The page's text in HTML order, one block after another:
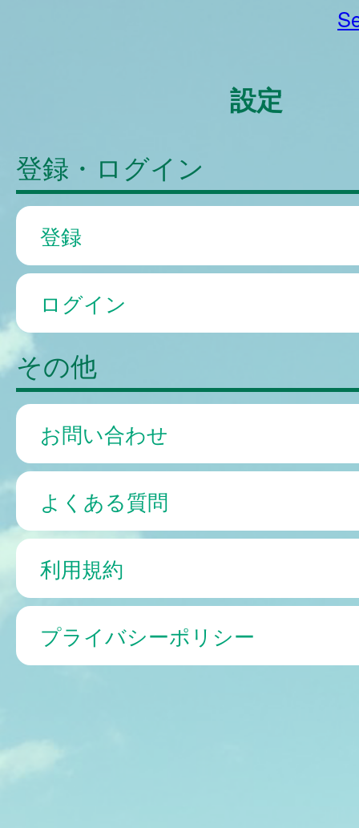
設定
登録・ログイン
登録
ログイン
その他
お問い合わせ
よくある質問
利用規約
プライバシーポリシー